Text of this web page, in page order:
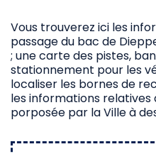
Vous trouverez ici les
passage du bac de
; une carte des pistes,
stationnement pour les
localiser les bornes de
les informations relatives
porposée par la Ville à